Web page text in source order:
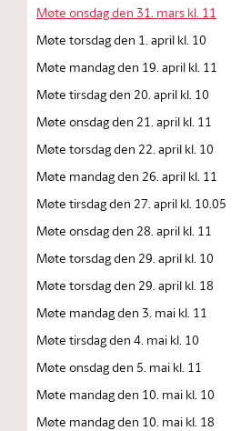
Møte onsdag den 31. mars kl. 11
Møte torsdag den 1. april kl. 10
Møte mandag den 19. april kl. 11
Møte tirsdag den 20. april kl. 10
Møte onsdag den 21. april kl. 11
Møte torsdag den 22. april kl. 10
Møte mandag den 26. april kl. 11
Møte tirsdag den 27. april kl. 10.05
Møte onsdag den 28. april kl. 11
Møte torsdag den 29. april kl. 10
Møte torsdag den 29. april kl. 18
Møte mandag den 3. mai kl. 11
Møte tirsdag den 4. mai kl. 10
Møte onsdag den 5. mai kl. 11
Møte mandag den 10. mai kl. 10
Møte mandag den 10. mai kl. 18